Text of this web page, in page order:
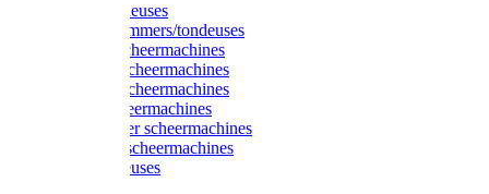
Moser tondeuses
Overige trimmers/tondeuses
Heiniger scheermachines
Hauptner scheermachines
Aesculap scheermachines
Liscop scheermachines
FarmClipper scheermachines
Constanta scheermachines
Wahl tondeuses